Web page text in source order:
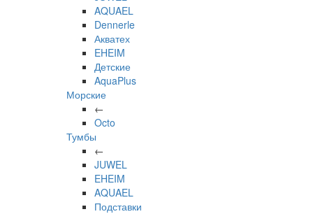
AQUAEL
Dennerle
Акватех
EHEIM
Детские
AquaPlus
Морские
←
Octo
Тумбы
←
JUWEL
EHEIM
AQUAEL
Подставки